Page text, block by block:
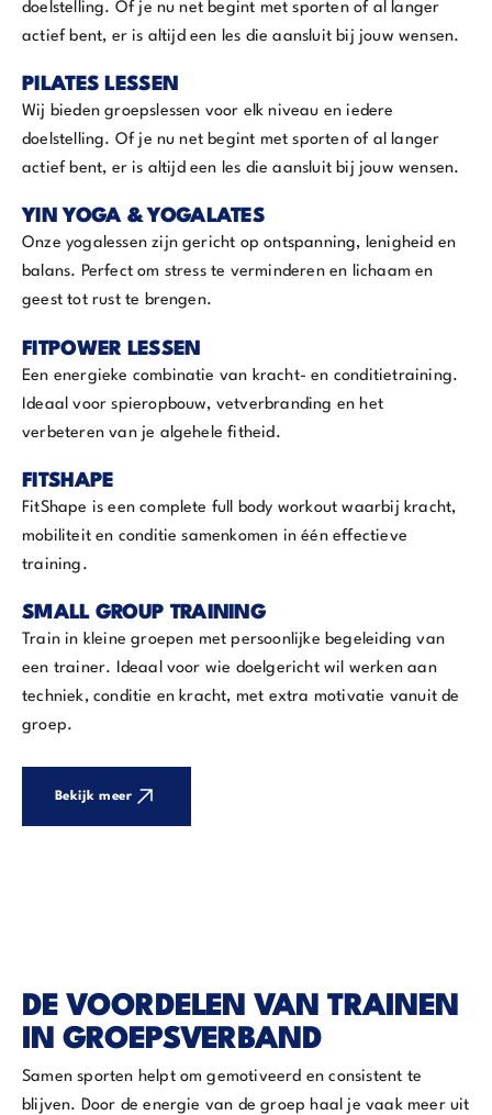
doelstelling. Of je nu net begint met sporten of al langer
actief bent, er is altijd een les die aansluit bij jouw wensen.
PILATES LESSEN
Wij bieden groepslessen voor elk niveau en iedere
doelstelling. Of je nu net begint met sporten of al langer
actief bent, er is altijd een les die aansluit bij jouw wensen.
YIN YOGA & YOGALATES
Onze yogalessen zijn gericht op ontspanning, lenigheid en
balans. Perfect om stress te verminderen en lichaam en
geest tot rust te brengen.
FITPOWER LESSEN
Een energieke combinatie van kracht- en conditietraining.
Ideaal voor spieropbouw, vetverbranding en het
verbeteren van je algehele fitheid.
FITSHAPE
FitShape is een complete full body workout waarbij kracht,
mobiliteit en conditie samenkomen in één effectieve
training.
SMALL GROUP TRAINING
Train in kleine groepen met persoonlijke begeleiding van
een trainer. Ideaal voor wie doelgericht wil werken aan
techniek, conditie en kracht, met extra motivatie vanuit de
groep.
Bekijk meer
DE VOORDELEN VAN TRAINEN
IN GROEPSVERBAND
Samen sporten helpt om gemotiveerd en consistent te
blijven. Door de energie van de groep haal je vaak meer uit